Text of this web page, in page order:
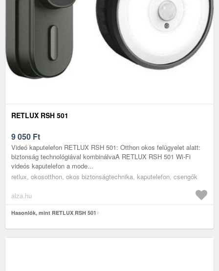
RETLUX RSH 501
9 050 Ft
Videó kaputelefon RETLUX RSH 501: Otthon okos felügyelet alatt:
biztonság technológiával kombinálvaA RETLUX RSH 501 Wi-Fi
videós kaputelefon a mode...
retlux, okosotthon, okos biztonságtechnika, kaputelefon, csengők
alza.hu
Hasonlók, mint RETLUX RSH 501